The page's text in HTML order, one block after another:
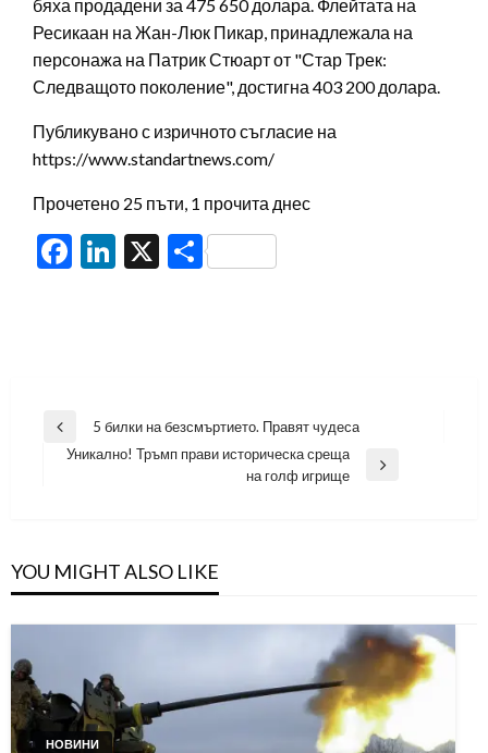
бяха продадени за 475 650 долара. Флейтата на
Ресикаан на Жан-Люк Пикар, принадлежала на
персонажа на Патрик Стюарт от "Стар Трек:
Следващото поколение", достигна 403 200 долара.
Публикувано с изричното съгласие на
https://www.standartnews.com/
Прочетено 25 пъти, 1 прочита днес
Facebook
LinkedIn
X Share
Навигация
Previous
Post
5 билки на безсмъртието. Правят чудеса
Уникално! Тръмп прави историческа среща
на голф игрище
YOU MIGHT ALSO LIKE
НОВИНИ